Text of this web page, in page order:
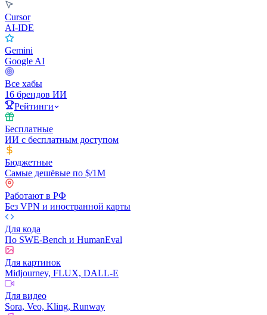
Cursor
AI-IDE
Gemini
Google AI
Все хабы
16 брендов ИИ
Рейтинги
Бесплатные
ИИ с бесплатным доступом
Бюджетные
Самые дешёвые по $/1M
Работают в РФ
Без VPN и иностранной карты
Для кода
По SWE-Bench и HumanEval
Для картинок
Midjourney, FLUX, DALL-E
Для видео
Sora, Veo, Kling, Runway